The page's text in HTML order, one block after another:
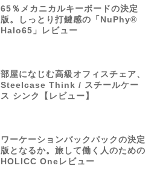
65％メカニカルキーボードの決定
版。しっとり打鍵感の「NuPhy®
Halo65」レビュー
部屋になじむ高級オフィスチェア、
Steelcase Think / スチールケー
ス シンク【レビュー】
ワーケーションバックパックの決定
版となるか。旅して働く人のための
HOLICC Oneレビュー